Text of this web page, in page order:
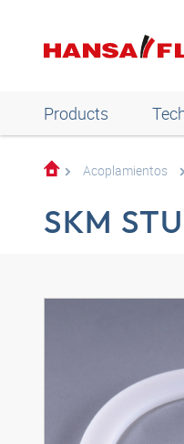
Products
Acoplamientos
SKM